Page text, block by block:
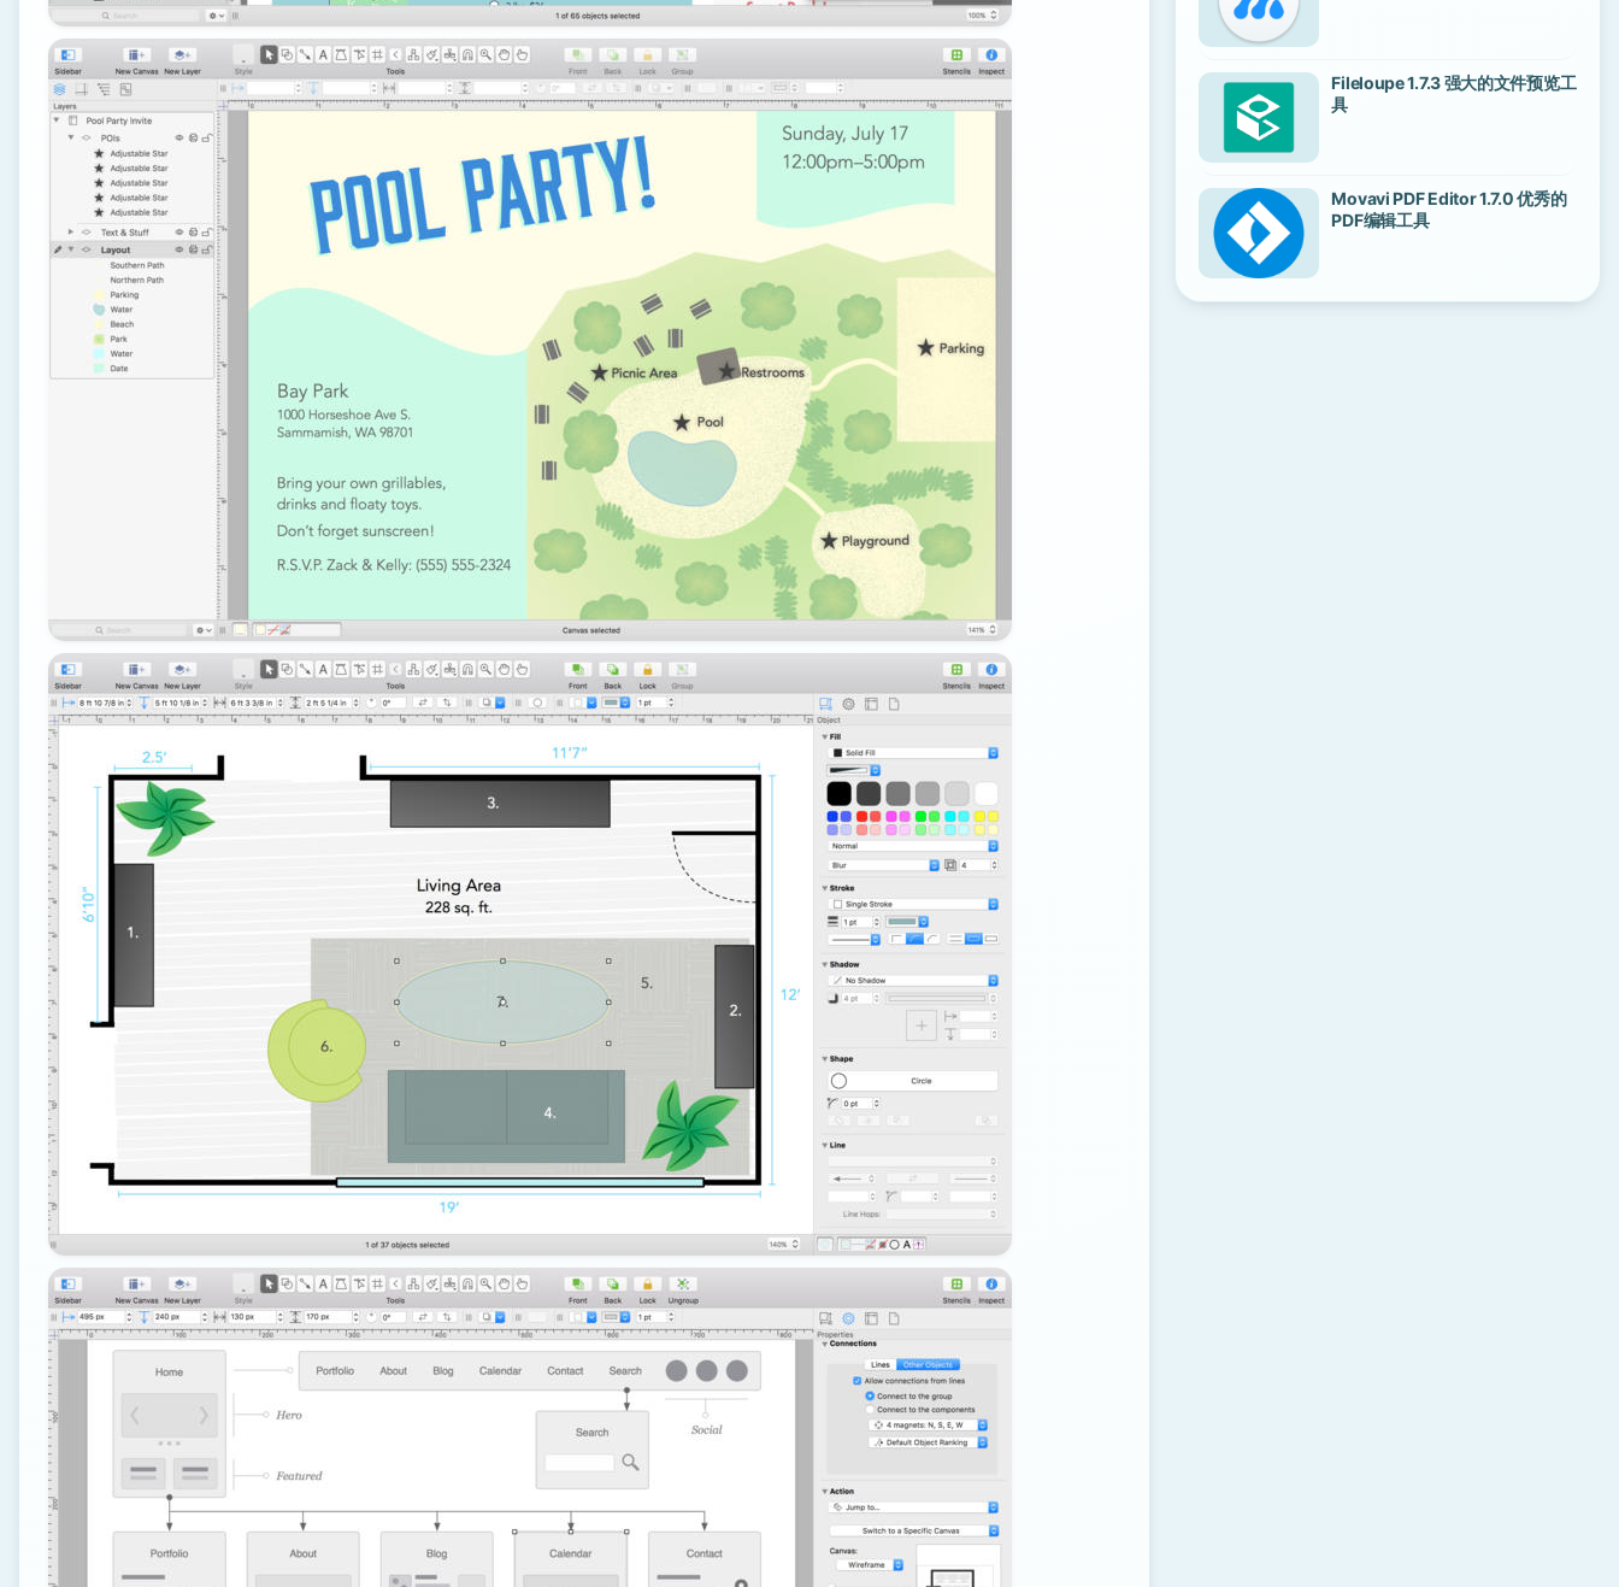
Fileloupe 1.7.3 强大的文件预览工
具
Movavi PDF Editor 1.7.0 优秀的
PDF编辑工具